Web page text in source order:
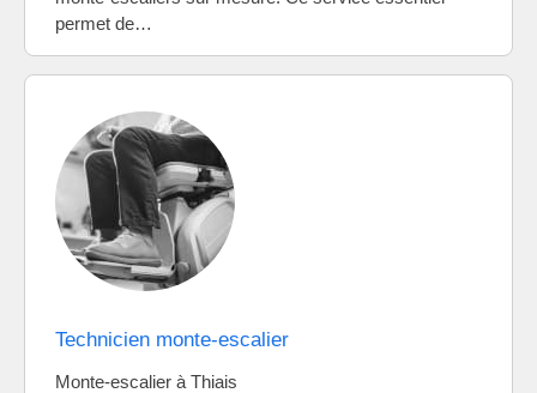
permet de…
Technicien monte-escalier
Monte-escalier à Thiais